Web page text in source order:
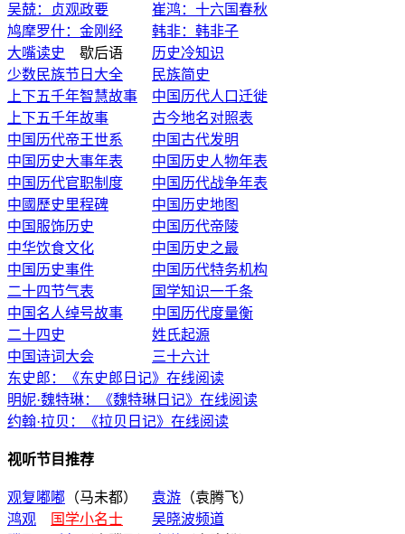
吴兢：贞观政要
崔鸿：十六国春秋
鸠摩罗什：金刚经
韩非：韩非子
大嘴读史 歇后语 历史冷知识
少数民族节日大全
民族简史
上下五千年智慧故事
中国历代人口迁徙
上下五千年故事
古今地名对照表
中国历代帝王世系
中国古代发明
中国历史大事年表
中国历史人物年表
中国历代官职制度
中国历代战争年表
中國歷史里程碑
中国历史地图
中国服饰历史
中国历代帝陵
中华饮食文化
中国历史之最
中国历史事件
中国历代特务机构
二十四节气表
国学知识一千条
中国名人绰号故事
中国历代度量衡
二十四史
姓氏起源
中国诗词大会
三十六计
东史郎：《东史郎日记》在线阅读
明妮·魏特琳：《魏特琳日记》在线阅读
约翰·拉贝：《拉贝日记》在线阅读
视听节目推荐
观复嘟嘟 （马未都） 袁游 （袁腾飞）
鸿观
国学小名士
吴晓波频道